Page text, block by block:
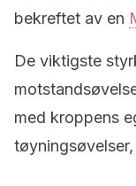
bekreftet av en
De viktigste
med kroppens